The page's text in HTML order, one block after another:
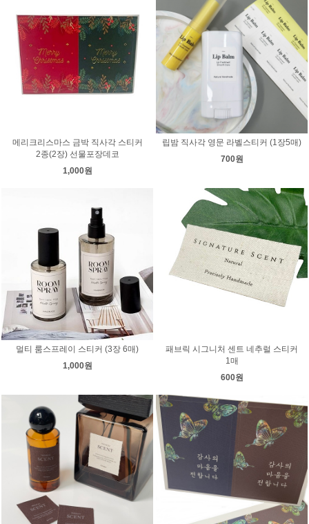
메리크리스마스 금박 직사각 스티커
2종(2장) 선물포장데코
1,000원
립밤 직사각 영문 라벨스티커 (1장5매)
700원
멀티 룸스프레이 스티커 (3장 6매)
1,000원
패브릭 시그니처 센트 네추럴 스티커
1매
600원